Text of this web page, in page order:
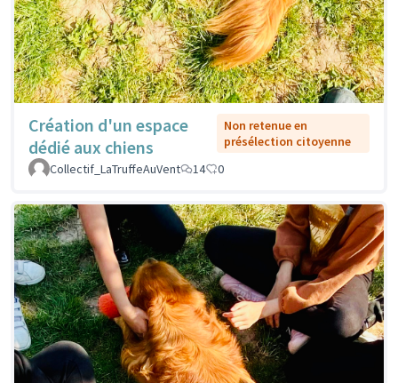
Création d'un espace
dédié aux chiens
Non retenue en
présélection citoyenne
Collectif_LaTruffeAuVent
14 0